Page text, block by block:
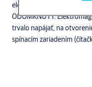
elektrického napájania
ODOMKNUTÝ.
trvalo napájať, na
spínacím zariadením